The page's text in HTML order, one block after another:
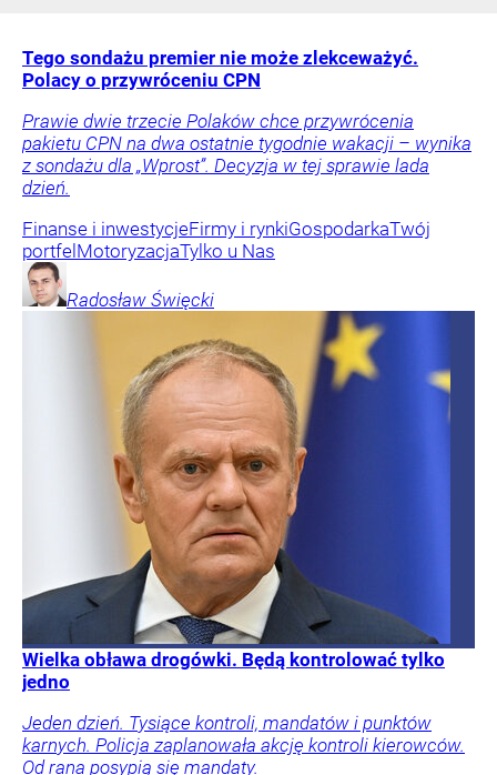
Tego sondażu premier nie może zlekceważyć.
Polacy o przywróceniu CPN
Prawie dwie trzecie Polaków chce przywrócenia
pakietu CPN na dwa ostatnie tygodnie wakacji – wynika
z sondażu dla „Wprost”. Decyzja w tej sprawie lada
dzień.
Finanse i inwestycjeFirmy i rynkiGospodarkaTwój
portfelMotoryzacjaTylko u Nas
Radosław Święcki
Wielka obława drogówki. Będą kontrolować tylko
jedno
Jeden dzień. Tysiące kontroli, mandatów i punktów
karnych. Policja zaplanowała akcję kontroli kierowców.
Od rana posypią się mandaty.